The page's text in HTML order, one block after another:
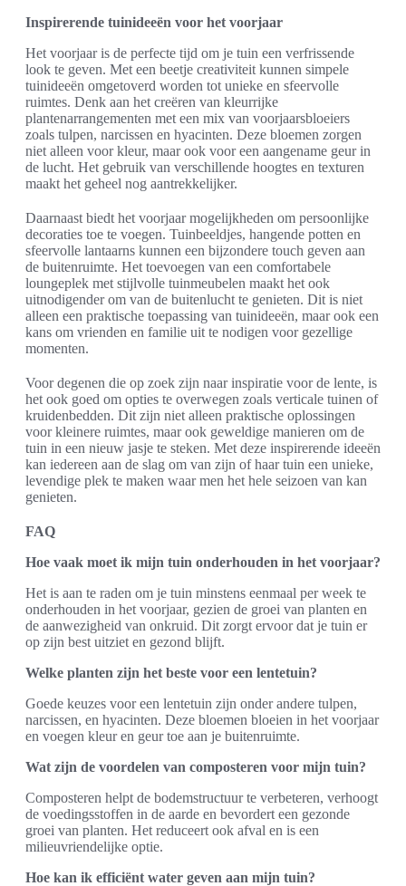
Inspirerende tuinideeën voor het voorjaar
Het voorjaar is de perfecte tijd om je tuin een verfrissende
look te geven. Met een beetje creativiteit kunnen simpele
tuinideeën omgetoverd worden tot unieke en sfeervolle
ruimtes. Denk aan het creëren van kleurrijke
plantenarrangementen met een mix van voorjaarsbloeiers
zoals tulpen, narcissen en hyacinten. Deze bloemen zorgen
niet alleen voor kleur, maar ook voor een aangename geur in
de lucht. Het gebruik van verschillende hoogtes en texturen
maakt het geheel nog aantrekkelijker.
Daarnaast biedt het voorjaar mogelijkheden om persoonlijke
decoraties toe te voegen. Tuinbeeldjes, hangende potten en
sfeervolle lantaarns kunnen een bijzondere touch geven aan
de buitenruimte. Het toevoegen van een comfortabele
loungeplek met stijlvolle tuinmeubelen maakt het ook
uitnodigender om van de buitenlucht te genieten. Dit is niet
alleen een praktische toepassing van tuinideeën, maar ook een
kans om vrienden en familie uit te nodigen voor gezellige
momenten.
Voor degenen die op zoek zijn naar inspiratie voor de lente, is
het ook goed om opties te overwegen zoals verticale tuinen of
kruidenbedden. Dit zijn niet alleen praktische oplossingen
voor kleinere ruimtes, maar ook geweldige manieren om de
tuin in een nieuw jasje te steken. Met deze inspirerende ideeën
kan iedereen aan de slag om van zijn of haar tuin een unieke,
levendige plek te maken waar men het hele seizoen van kan
genieten.
FAQ
Hoe vaak moet ik mijn tuin onderhouden in het voorjaar?
Het is aan te raden om je tuin minstens eenmaal per week te
onderhouden in het voorjaar, gezien de groei van planten en
de aanwezigheid van onkruid. Dit zorgt ervoor dat je tuin er
op zijn best uitziet en gezond blijft.
Welke planten zijn het beste voor een lentetuin?
Goede keuzes voor een lentetuin zijn onder andere tulpen,
narcissen, en hyacinten. Deze bloemen bloeien in het voorjaar
en voegen kleur en geur toe aan je buitenruimte.
Wat zijn de voordelen van composteren voor mijn tuin?
Composteren helpt de bodemstructuur te verbeteren, verhoogt
de voedingsstoffen in de aarde en bevordert een gezonde
groei van planten. Het reduceert ook afval en is een
milieuvriendelijke optie.
Hoe kan ik efficiënt water geven aan mijn tuin?